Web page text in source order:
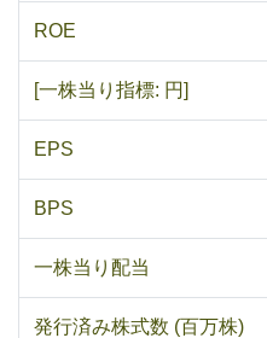
ROE
[一株当り指標: 円]
EPS
BPS
一株当り配当
発行済み株式数 (百万株)